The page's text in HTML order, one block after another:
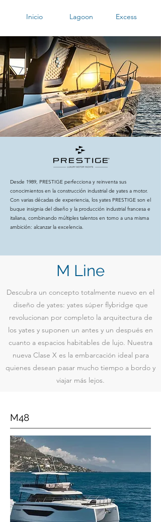
Inicio Lagoon Excess
Desde 1989, PRESTIGE perfecciona y reinventa sus
conocimientos en la construcción industrial de yates a motor.
Con varias décadas de experiencia, los yates PRESTIGE son el
buque insignia del diseño y la producción industrial francesa e
italiana, combinando múltiples talentos en torno a una misma
ambición: alcanzar la excelencia.
M Line
Descubra un concepto totalmente nuevo en el
diseño de yates: yates súper flybridge que
revolucionan por completo la arquitectura de
los yates y suponen un antes y un después en
cuanto a espacios habitables de lujo. Nuestra
nueva Clase X es la embarcación ideal para
quienes desean pasar mucho tiempo a bordo y
viajar más lejos.
M48